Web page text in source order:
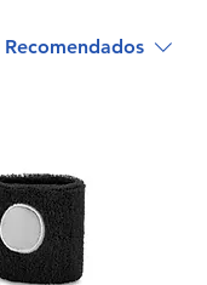
Recomendados